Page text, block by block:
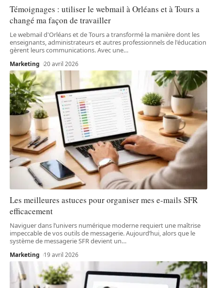
Témoignages : utiliser le webmail à Orléans et à Tours a
changé ma façon de travailler
Le webmail d'Orléans et de Tours a transformé la manière dont les
enseignants, administrateurs et autres professionnels de l'éducation
gèrent leurs communications. Avec une…
Marketing 20 avril 2026
Les meilleures astuces pour organiser mes e-mails SFR
efficacement
Naviguer dans l’univers numérique moderne requiert une maîtrise
impeccable de vos outils de messagerie. Aujourd’hui, alors que le
système de messagerie SFR devient un…
Marketing 19 avril 2026